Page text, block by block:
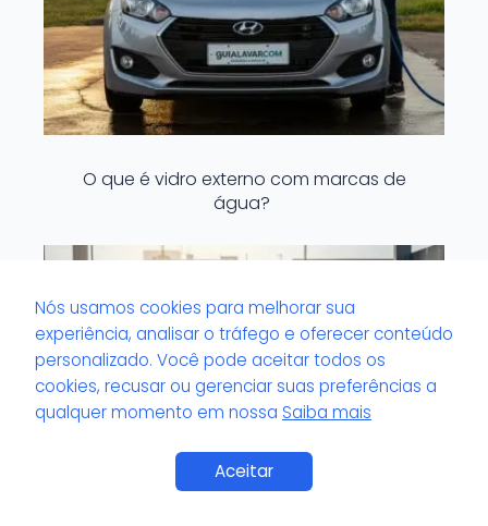
O que é vidro externo com marcas de
água?
Nós usamos cookies para melhorar sua
experiência, analisar o tráfego e oferecer conteúdo
personalizado. Você pode aceitar todos os
cookies, recusar ou gerenciar suas preferências a
qualquer momento em nossa Saiba mais
AceitarSaiba Mais